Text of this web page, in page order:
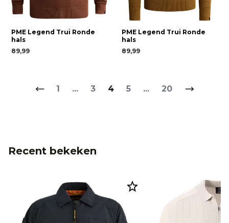
PME Legend Trui Ronde
hals
89,99
PME Legend Trui Ronde
hals
89,99
1 ... 3 4 5 ... 20
Recent bekeken